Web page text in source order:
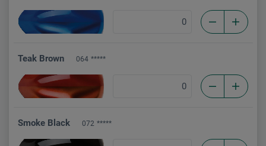
Teak Brown 064 *****
Smoke Black 072 *****